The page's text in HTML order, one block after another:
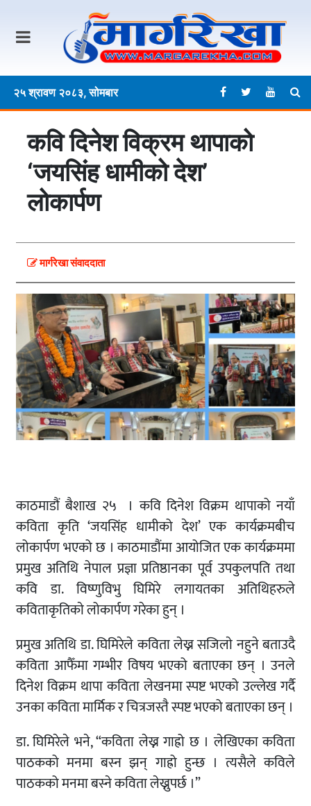
२५ श्रावण २०८३, सोमबार
कवि दिनेश विक्रम थापाको
‘जयसिंह धामीको देश’
लोकार्पण
मार्गरेखा संवाददाता
काठमाडौं बैशाख २५ । कवि दिनेश विक्रम थापाको नयाँ
कविता कृति ‘जयसिंह धामीको देश’ एक कार्यक्रमबीच
लोकार्पण भएको छ । काठमाडौंमा आयोजित एक कार्यक्रममा
प्रमुख अतिथि नेपाल प्रज्ञा प्रतिष्ठानका पूर्व उपकुलपति तथा
कवि डा. विष्णुविभु घिमिरे लगायतका अतिथिहरुले
कविताकृतिकाे लोकार्पण गरेका हुन् ।
प्रमुख अतिथि डा. घिमिरेले कविता लेख्न सजिलाे नहुने बताउदै
कविता आफैँमा गम्भीर विषय भएको बताएका छन् । उनले
दिनेश विक्रम थापा कविता लेखनमा स्पष्ट भएको उल्लेख गर्दै
उनका कविता मार्मिक र चित्रजस्तै स्पष्ट भएको बताएका छन् ।
डा. घिमिरेले भने, “कविता लेख्न गाह्रो छ । लेखिएका कविता
पाठकको मनमा बस्न झन् गाह्रो हुन्छ । त्यसैले कविले
पाठकको मनमा बस्ने कविता लेख्नुपर्छ ।”